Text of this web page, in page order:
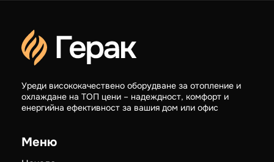
Уреди висококачествено оборудване за отопление и
охлаждане на ТОП цени – надеждност, комфорт и
енергийна ефективност за вашия дом или офис
Меню